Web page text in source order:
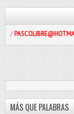
MÁS QUE PALABRAS